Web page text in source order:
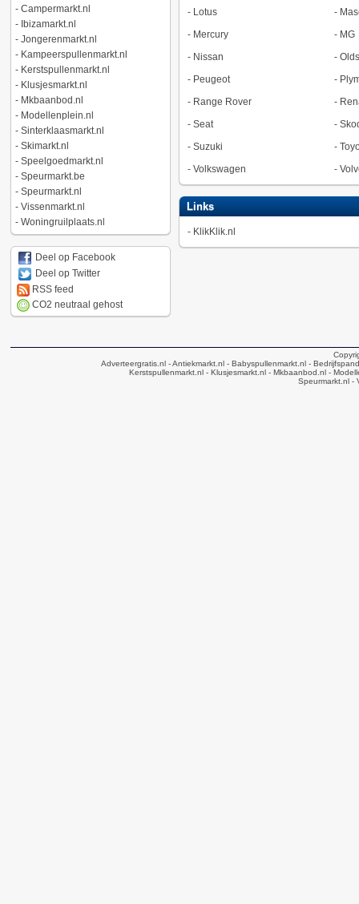
- Campermarkt.nl
- Ibizamarkt.nl
- Jongerenmarkt.nl
- Kampeerspullenmarkt.nl
- Kerstspullenmarkt.nl
- Klusjesmarkt.nl
- Mkbaanbod.nl
- Modellenplein.nl
- Sinterklaasmarkt.nl
- Skimarkt.nl
- Speelgoedmarkt.nl
- Speurmarkt.be
- Speurmarkt.nl
- Vissenmarkt.nl
- Woningruilplaats.nl
Deel op Facebook
Deel op Twitter
RSS feed
CO2 neutraal gehost
- Lotus -
- Mercury - MG
- Nissan -
- Peugeot -
- Range Rover -
- Seat -
- Suzuki -
- Volkswagen -
Links
- KlikKlik.nl
Adverteergratis.nl - Antiekmarkt.nl - Babyspullenmarkt.nl -
Kerstspullenmarkt.nl - Klusjesmarkt.nl - Mkbaanbod.nl -
Speurmarkt.nl -